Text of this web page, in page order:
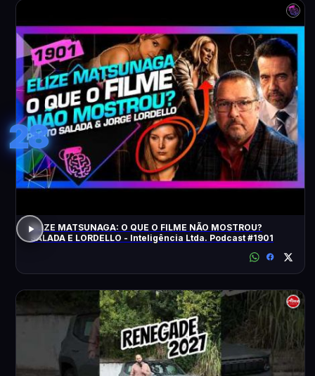
28
ELIZE MATSUNAGA: O QUE O FILME NÃO MOSTROU?
SALADA E LORDELLO - Inteligência Ltda. Podcast #1901